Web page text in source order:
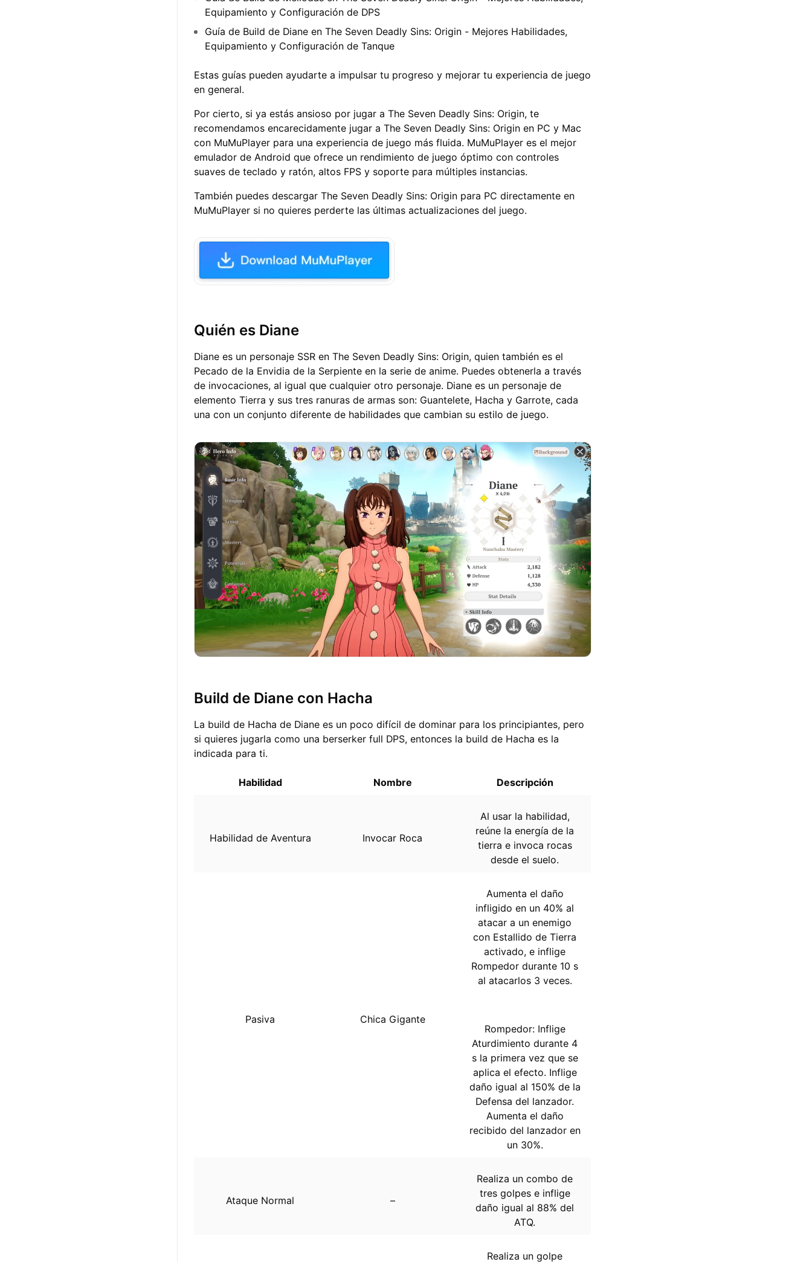
Equipamiento y Configuración de DPS
Guía de Build de Diane en The Seven Deadly Sins: Origin - Mejores Habilidades,
Equipamiento y Configuración de Tanque
Estas guías pueden ayudarte a impulsar tu progreso y mejorar tu experiencia de juego
en general.
Por cierto, si ya estás ansioso por jugar a The Seven Deadly Sins: Origin, te
recomendamos encarecidamente jugar a The Seven Deadly Sins: Origin en PC y Mac
con MuMuPlayer para una experiencia de juego más fluida. MuMuPlayer es el mejor
emulador de Android que ofrece un rendimiento de juego óptimo con controles
suaves de teclado y ratón, altos FPS y soporte para múltiples instancias.
También puedesdescargar The Seven Deadly Sins: Origin para PC directamente en
MuMuPlayer si no quieres perderte las últimas actualizaciones del juego.
Quién es Diane
Diane es un personaje SSR en The Seven Deadly Sins: Origin, quien también es el
Pecado de la Envidia de la Serpiente en la serie de anime. Puedes obtenerla a través
de invocaciones, al igual que cualquier otro personaje. Diane es un personaje de
elemento Tierra y sus tres ranuras de armas son: Guantelete, Hacha y Garrote, cada
una con un conjunto diferente de habilidades que cambian su estilo de juego.
Build de Diane con Hacha
La build de Hacha de Diane es un poco difícil de dominar para los principiantes, pero
si quieres jugarla como una berserker full DPS, entonces la build de Hacha es la
indicada para ti.
Habilidad Nombre Descripción
Habilidad de Aventura Invocar Roca
Al usar la habilidad,
reúne la energía de la
tierra e invoca rocas
desde el suelo.
Pasiva Chica Gigante
Aumenta el daño
infligido en un 40% al
atacar a un enemigo
con Estallido de Tierra
activado, e inflige
Rompedor durante 10 s
al atacarlos 3 veces.
Rompedor: Inflige
Aturdimiento durante 4
s la primera vez que se
aplica el efecto. Inflige
daño igual al 150% de la
Defensa del lanzador.
Aumenta el daño
recibido del lanzador en
un 30%.
Ataque Normal –
Realiza un combo de
tres golpes e inflige
daño igual al 88% del
ATQ.
Realiza un golpe